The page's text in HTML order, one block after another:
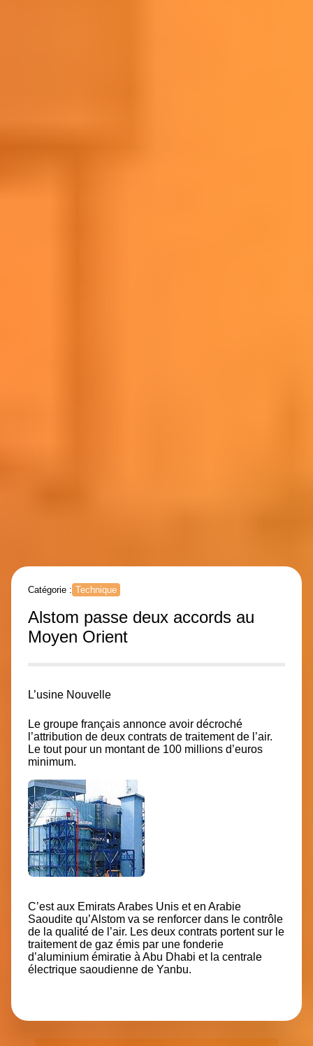
Catégorie : Technique
Alstom passe deux accords au
Moyen Orient
L’usine Nouvelle
Le groupe français annonce avoir décroché
l’attribution de deux contrats de traitement de l’air.
Le tout pour un montant de 100 millions d’euros
minimum.
C’est aux Emirats Arabes Unis et en Arabie
Saoudite qu’Alstom va se renforcer dans le contrôle
de la qualité de l’air. Les deux contrats portent sur le
traitement de gaz émis par une fonderie
d’aluminium émiratie à Abu Dhabi et la centrale
électrique saoudienne de Yanbu.